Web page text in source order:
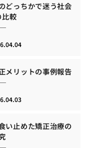
どっちかで迷う社会
較
メリットの事例報告
い止めた矯正治療の